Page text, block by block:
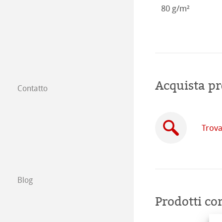
Contatto
Filiali
Trova un
Esposizioni ed
Blog
80 g/m²
Acquista
Prodotti